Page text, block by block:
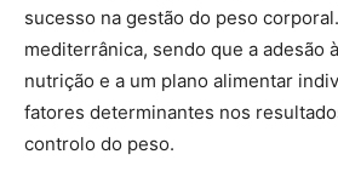
sucesso na gestão do peso
mediterrânica, sendo que a adesão
nutrição e a um plano alimentar
fatores determinantes nos
controlo do peso.